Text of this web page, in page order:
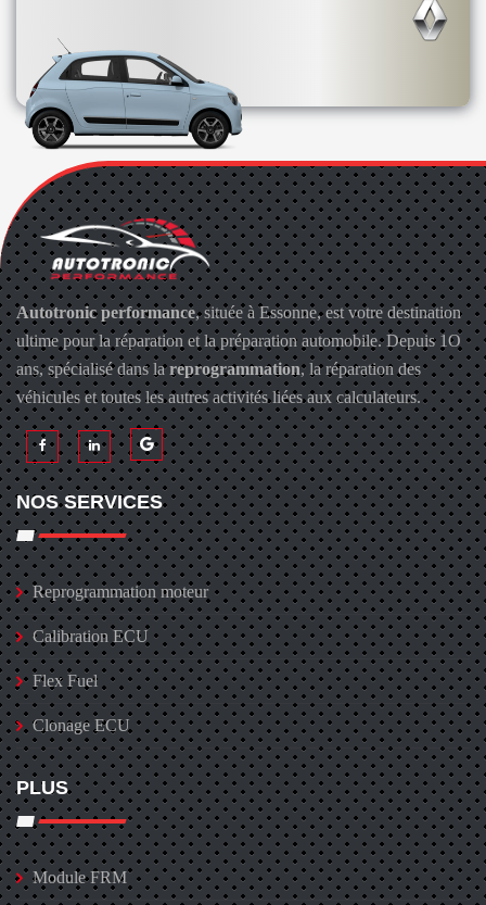
Autotronic performance, située à Essonne, est votre destination
ultime pour la réparation et la préparation automobile. Depuis 1O
ans, spécialisé dans lareprogrammation, la réparation des
véhicules et toutes les autres activités liées aux calculateurs.
NOS SERVICES
Reprogrammation moteur
Calibration ECU
Flex Fuel
Clonage ECU
PLUS
Module FRM